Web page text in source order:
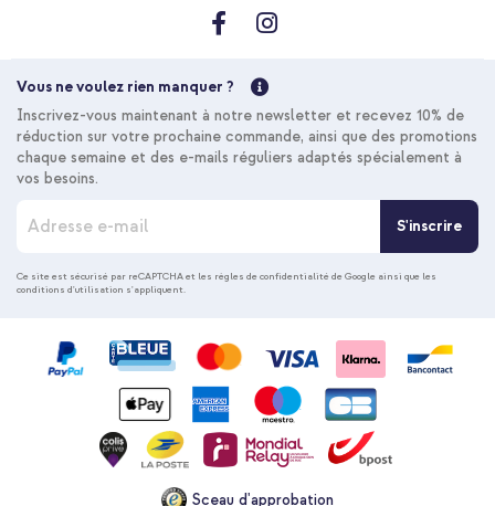
Vous ne voulez rien manquer ?
Inscrivez-vous maintenant à notre newsletter et recevez 10% de
réduction sur votre prochaine commande, ainsi que des promotions
chaque semaine et des e-mails réguliers adaptés spécialement à
vos besoins.
c
r
S'inscrire
Ce site est sécurisé par reCAPTCHA et les règles de confidentialité de Google ainsi que les
conditions d'utilisation s'appliquent.
Sceau d'approbation